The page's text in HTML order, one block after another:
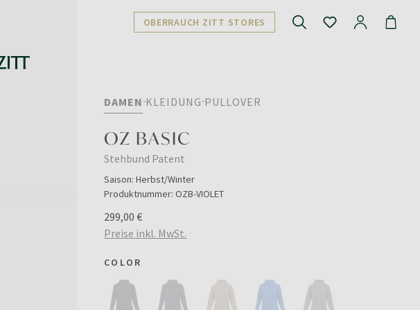
OBERRAUCH ZITT STORES
DAMEN KLEIDUNG PULLOVER
OZ BASIC
Stehbund Patent
Saison: Herbst/Winter
Produktnummer:OZB-VIOLET
299,00 €
Preise inkl. MwSt.
COLOR